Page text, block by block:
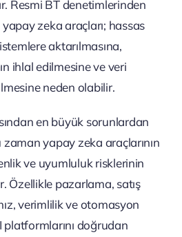
Resmi BT denetimlerinden
zeka araçları; hassas
aktarılmasına,
ihlal edilmesine ve veri
neden olabilir.
en büyük sorunlardan
zaman yapay zeka araçlarının
ve uyumluluk risklerinin
Özellikle pazarlama, satış
verimlilik ve otomasyon
doğrudan